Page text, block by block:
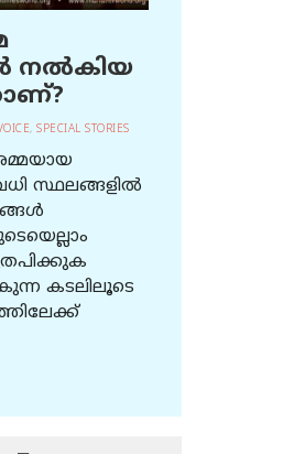
നല്‍കിയ
, SPECIAL STORIES
സ്ഥലങ്ങളിൽ
കടലിലൂടെ